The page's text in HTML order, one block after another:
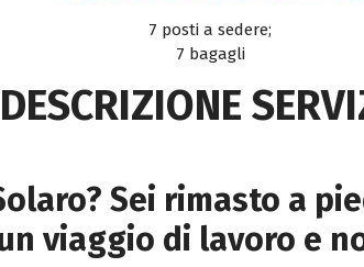
7 posti a sedere;
7 bagagli
DESCRIZIONE
Sei rimasto a
viaggio di lavoro e